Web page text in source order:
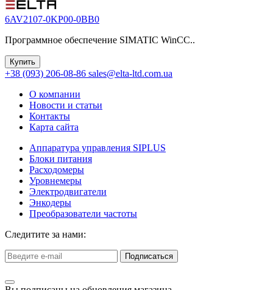
6AV2107-0KP00-0BB0
Программное обеспечение SIMATIC WinCC..
Купить
+38 (093) 206-08-86 sales@elta-ltd.com.ua
О компании
Новости и статьи
Контакты
Карта сайта
Аппаратура управления SIPLUS
Блоки питания
Расходомеры
Уровнемеры
Электродвигатели
Энкодеры
Преобразователи частоты
Следитите за нами:
Подписаться